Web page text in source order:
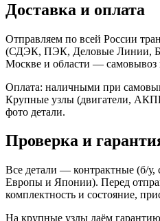
Доставка и оплата
Отправляем по всей России
(СДЭК, ПЭК, Деловые Линии,
Москве и области — самовывоз
Оплата: наличными при
Крупные узлы (двигатели,
фото детали.
Проверка и
Все детали — контрактные (б/у,
Европы и Японии). Перед
комплектность и состояние,
На крупные узлы даём